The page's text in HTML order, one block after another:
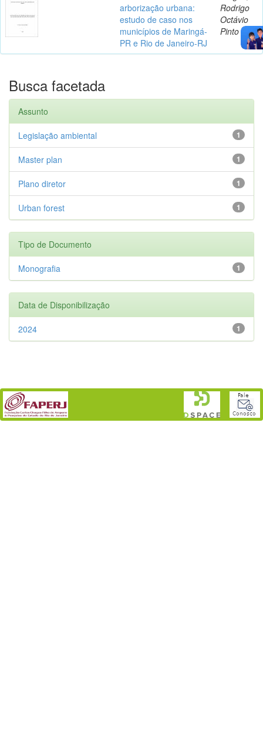
arborização urbana:
estudo de caso nos
municípios de Maringá-
PR e Rio de Janeiro-RJ
Rodrigo
Octávio
Pinto
Busca facetada
Assunto
1
Legislação ambiental
1
Master plan
1
Plano diretor
1
Urban forest
Tipo de Documento
1
Monografia
Data de Disponibilização
1
2024